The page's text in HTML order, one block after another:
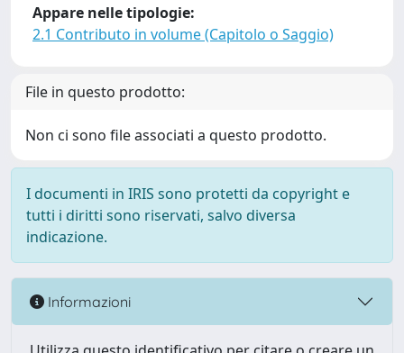
Appare nelle tipologie:
2.1 Contributo in volume (Capitolo o Saggio)
File in questo prodotto:
Non ci sono file associati a questo prodotto.
I documenti in IRIS sono protetti da copyright e
tutti i diritti sono riservati, salvo diversa
indicazione.
Informazioni